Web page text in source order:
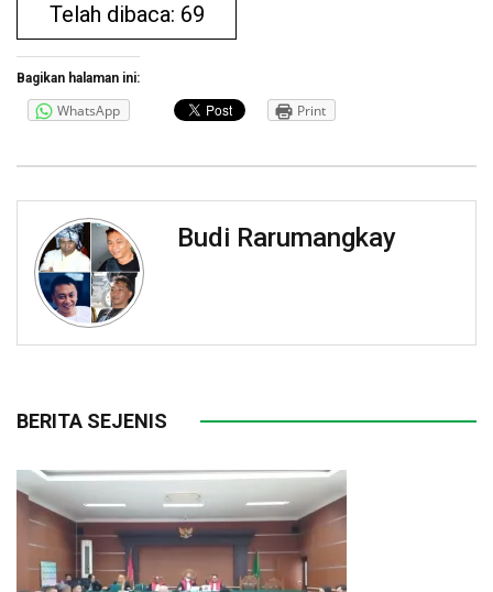
Telah dibaca: 69
Bagikan halaman ini:
WhatsApp Print
Budi Rarumangkay
BERITA SEJENIS